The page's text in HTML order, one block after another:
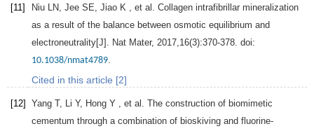
[11] Niu LN Jee SE Jiao K , et al. Collagen intrafibrillar mineralization
as a result of the balance between osmotic equilibrium and
electroneutrality[J]. Nat Mater, 2017 16(3):370-378. doi:
10.1038/nmat4789
Cited in this article [2]
[12] Yang T, Li Y, Hong Y , et al. The construction of biomimetic
cementum through a combination of bioskiving and fluorine-